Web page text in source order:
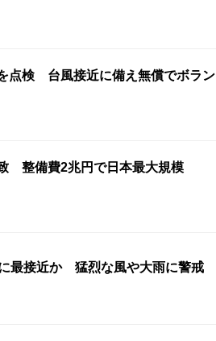
点検 台風接近に備え無償でボラン
整備費2兆円で日本最大規模
最接近か 猛烈な風や大雨に警戒